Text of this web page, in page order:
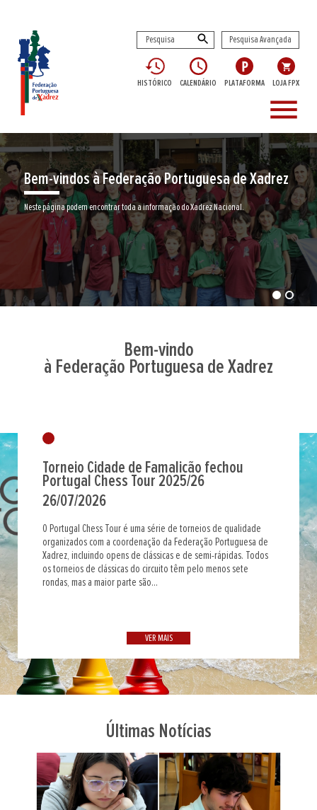
Pesquisa Avançada
HISTÓRICO CALENDÁRIO PLATAFORMA LOJA FPX
menu
Encontre aqui o seu clube de Xadrez
Junte-se a nós neste jogo milenar
Bem-vindo
à Federação Portuguesa de Xadrez
Torneio Cidade de Famalicão fechou
Portugal Chess Tour 2025/26
26/07/2026
O Portugal Chess Tour é uma série de torneios de qualidade
organizados com a coordenação da Federação Portuguesa de
Xadrez, incluindo opens de clássicas e de semi-rápidas. Todos
os torneios de clássicas do circuito têm pelo menos sete
rondas, mas a maior parte são...
VER MAIS
Últimas Notícias